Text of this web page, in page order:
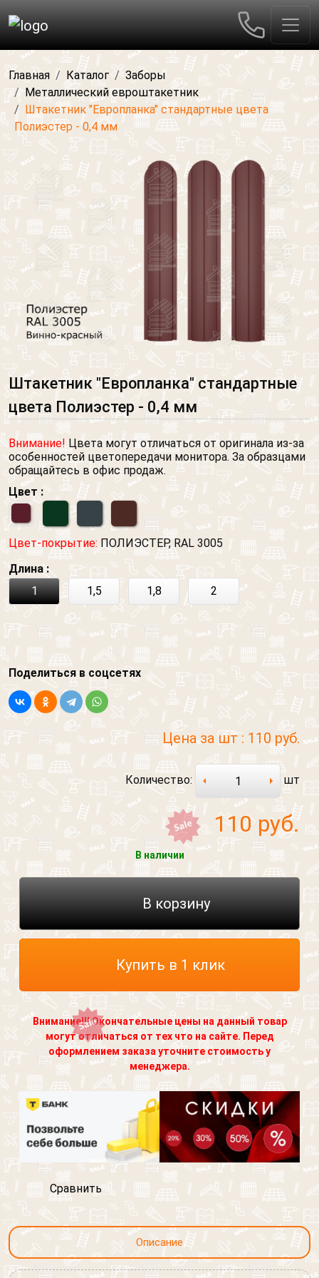
Главная Каталог
Заборы
Металлический евроштакетник
Штакетник "Европланка" стандартные цвета
Полиэстер - 0,4 мм
Штакетник "Европланка" стандартные
цвета Полиэстер - 0,4 мм
Внимание!Цвета могут отличаться от оригинала из-за
особенностей цветопередачи монитора. За образцами
обращайтесь в офис продаж.
Цвет :
Цвет-покрытие: ПОЛИЭСТЕР, RAL 3005
Длина :
1
1,5 1,8 2
Поделиться в соцсетях
Цена за шт : 110 руб.
Количество: шт
110 руб.
В наличии
В корзину
Купить в 1 клик
Внимание!!! Окончательные цены на данный товар
могут отличаться от тех что на сайте. Перед
оформлением заказа уточните стоимость у
менеджера.
Сравнить
Описание